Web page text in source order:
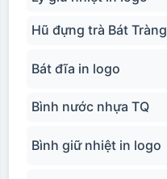
Hũ đựng trà Bát Tràng
Bát đĩa in logo
Bình nước nhựa TQ
Bình giữ nhiệt in logo